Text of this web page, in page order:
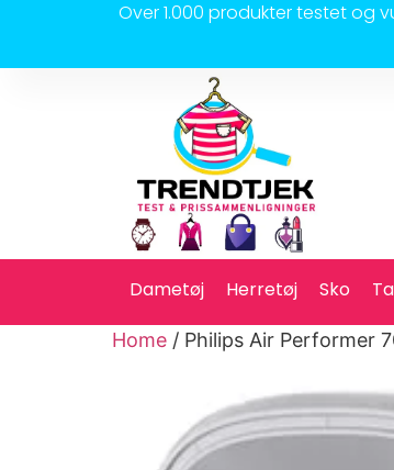
Over 1.000 produkter testet og
Dametøj Herretøj Sko
Home / Philips Air Performer